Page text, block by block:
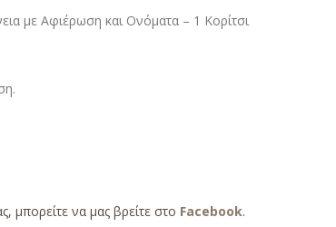
με Αφιέρωση και Ονόματα – 1 Κορίτσι
μπορείτε να μας βρείτε στο Facebook.